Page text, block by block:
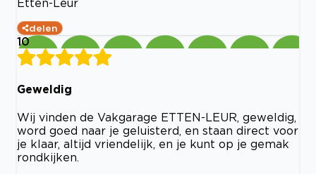
Etten-Leur
delen
10
Geweldig
Wij vinden de Vakgarage ETTEN-LEUR, geweldig,
word goed naar je geluisterd, en staan direct voor
je klaar, altijd vriendelijk, en je kunt op je gemak
rondkijken.